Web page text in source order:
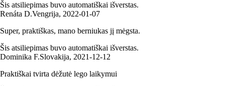
Šis atsiliepimas buvo automatiškai išverstas.
Renáta D.Vengrija, 2022‑01‑07
Super, praktiškas, mano berniukas jį mėgsta.
Šis atsiliepimas buvo automatiškai išverstas.
Dominika F.Slovakija, 2021‑12‑12
Praktiškai tvirta dėžutė lego laikymui